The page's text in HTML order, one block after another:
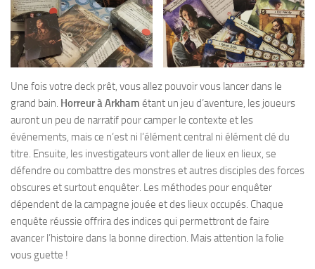
Une fois votre deck prêt, vous allez pouvoir vous lancer dans le
grand bain. Horreur à Arkham étant un jeu d’aventure, les joueurs
auront un peu de narratif pour camper le contexte et les
événements, mais ce n’est ni l’élément central ni élément clé du
titre. Ensuite, les investigateurs vont aller de lieux en lieux, se
défendre ou combattre des monstres et autres disciples des forces
obscures et surtout enquêter. Les méthodes pour enquêter
dépendent de la campagne jouée et des lieux occupés. Chaque
enquête réussie offrira des indices qui permettront de faire
avancer l’histoire dans la bonne direction. Mais attention la folie
vous guette !